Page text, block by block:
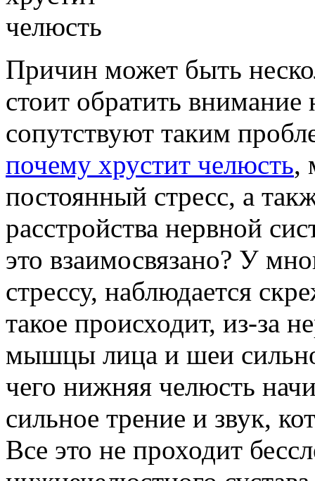
Причин может быть
стоит обратить
сопутствуют таким
почему хрустит челюсть,
постоянный стресс, а
расстройства нервной
это взаимосвязано? У
стрессу, наблюдается
такое происходит, из-за
мышцы лица и шеи
чего нижняя челюсть
сильное трение и звук,
Все это не проходит